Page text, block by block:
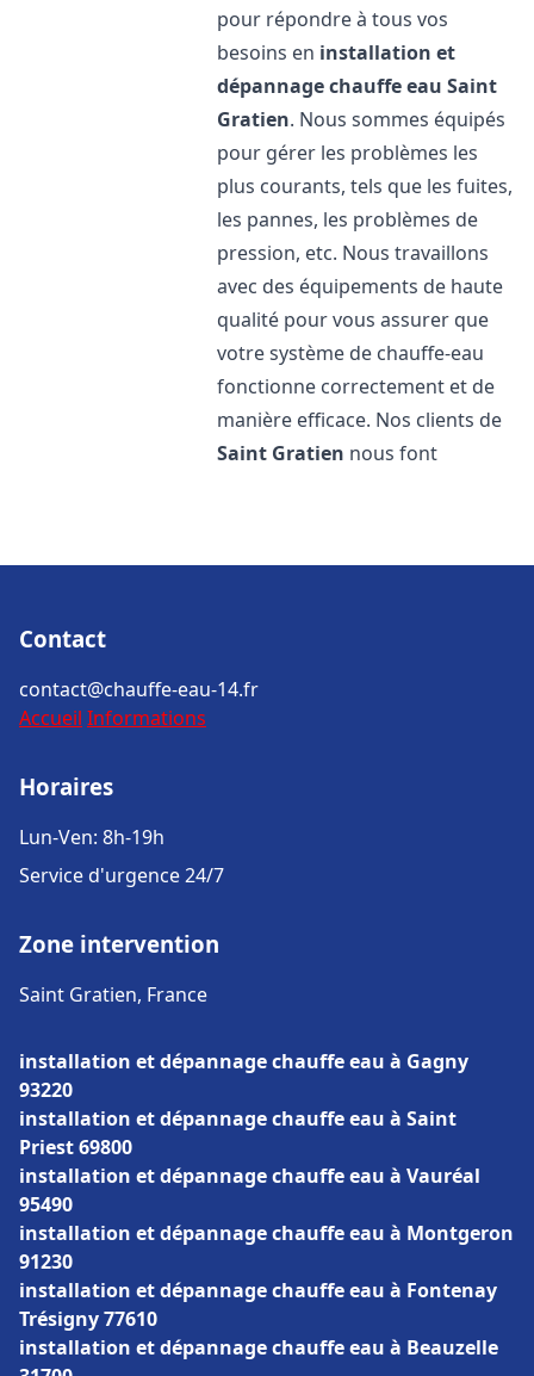
pour répondre à tous vos
besoins en installation et
dépannage chauffe eau Saint
Gratien. Nous sommes équipés
pour gérer les problèmes les
plus courants, tels que les fuites,
les pannes, les problèmes de
pression, etc. Nous travaillons
avec des équipements de haute
qualité pour vous assurer que
votre système de chauffe-eau
fonctionne correctement et de
manière efficace. Nos clients de
Saint Gratien nous font
Contact
contact@chauffe-eau-14.fr
Accueil Informations
Horaires
Lun-Ven: 8h-19h
Service d'urgence 24/7
Zone intervention
Saint Gratien, France
installation et dépannage chauffe eau à Gagny
93220
installation et dépannage chauffe eau à Saint
Priest 69800
installation et dépannage chauffe eau à Vauréal
95490
installation et dépannage chauffe eau à Montgeron
91230
installation et dépannage chauffe eau à Fontenay
Trésigny 77610
installation et dépannage chauffe eau à Beauzelle